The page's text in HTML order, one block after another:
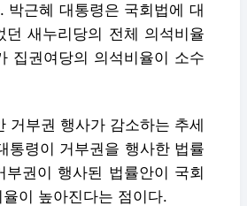
박근혜 대통령은 국회법에 대
새누리당의 전체 의석비율
집권여당의 의석비율이 소수
거부권 행사가 감소하는 추세
통령이 거부권을 행사한 법률
권이 행사된 법률안이 국회
이 높아진다는 점이다.